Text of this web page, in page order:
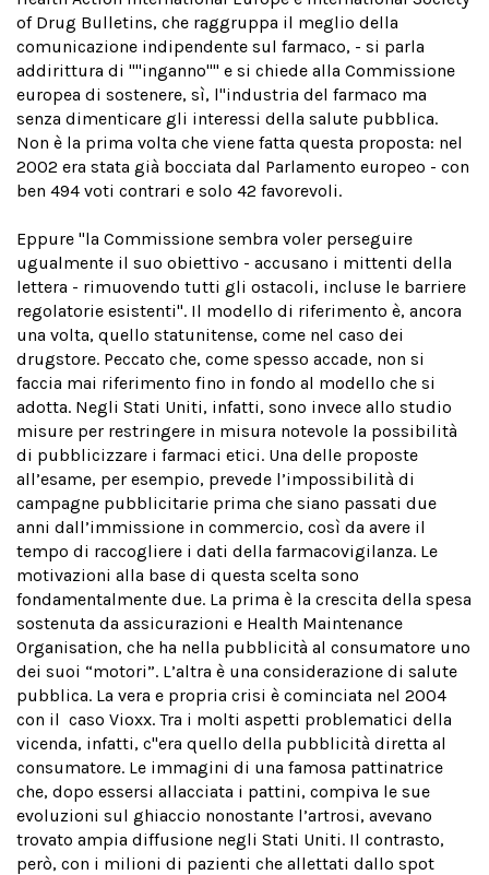
of Drug Bulletins, che raggruppa il meglio della
comunicazione indipendente sul farmaco, - si parla
addirittura di ''''inganno'''' e si chiede alla Commissione
europea di sostenere, sì, l''industria del farmaco ma
senza dimenticare gli interessi della salute pubblica.
Non è la prima volta che viene fatta questa proposta: nel
2002 era stata già bocciata dal Parlamento europeo - con
ben 494 voti contrari e solo 42 favorevoli.
Eppure "la Commissione sembra voler perseguire
ugualmente il suo obiettivo - accusano i mittenti della
lettera - rimuovendo tutti gli ostacoli, incluse le barriere
regolatorie esistenti". Il modello di riferimento è, ancora
una volta, quello statunitense, come nel caso dei
drugstore. Peccato che, come spesso accade, non si
faccia mai riferimento fino in fondo al modello che si
adotta. Negli Stati Uniti, infatti, sono invece allo studio
misure per restringere in misura notevole la possibilità
di pubblicizzare i farmaci etici. Una delle proposte
all’esame, per esempio, prevede l’impossibilità di
campagne pubblicitarie prima che siano passati due
anni dall’immissione in commercio, così da avere il
tempo di raccogliere i dati della farmacovigilanza. Le
motivazioni alla base di questa scelta sono
fondamentalmente due. La prima è la crescita della spesa
sostenuta da assicurazioni e Health Maintenance
Organisation, che ha nella pubblicità al consumatore uno
dei suoi “motori”. L’altra è una considerazione di salute
pubblica. La vera e propria crisi è cominciata nel 2004
con il caso Vioxx. Tra i molti aspetti problematici della
vicenda, infatti, c''era quello della pubblicità diretta al
consumatore. Le immagini di una famosa pattinatrice
che, dopo essersi allacciata i pattini, compiva le sue
evoluzioni sul ghiaccio nonostante l’artrosi, avevano
trovato ampia diffusione negli Stati Uniti. Il contrasto,
però, con i milioni di pazienti che allettati dallo spot